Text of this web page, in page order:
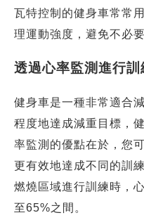
瓦特控制的健身車常常
理運動強度，避免不必要
透過心率監測進行訓
健身車是一種非常適合
程度地達成減重目標，
率監測的優點在於，您
更有效地達成不同的訓
燃燒區域進行訓練時，
至65%之間。